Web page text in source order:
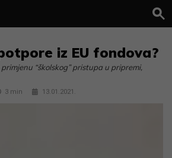
iz EU fondova?
“školskog” pristupa u pripremi,
3 min 13.01.2021.